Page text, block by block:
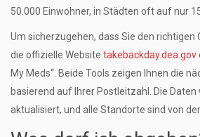
50.000 Einwohner, in Städten oft auf nur
Um sicherzugehen, dass Sie den richtigen
die offizielle Website takebackday.dea.gov
My Meds“. Beide Tools zeigen Ihnen die
basierend auf Ihrer Postleitzahl. Die
aktualisiert, und alle Standorte sind von